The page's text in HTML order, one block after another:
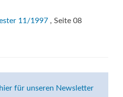
11/1997 , Seite 08
für unseren Newsletter